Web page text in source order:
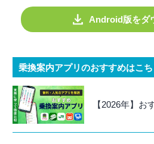
Android版をダ
乗換案内アプリのおすすめはこち
【2026年】お